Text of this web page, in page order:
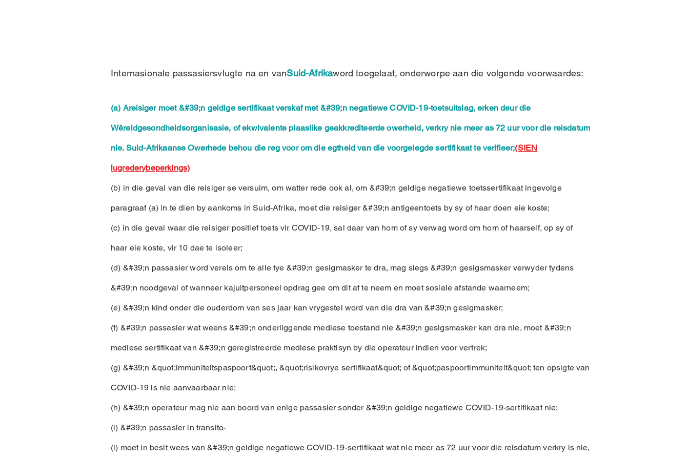
Internasionale passasiersvlugte na en vanSuid-Afrikaword toegelaat, onderworpe aan die volgende voorwaardes:
(a) Areisigermoet &#39;n geldige sertifikaat verskaf met &#39;n negatiewe COVID-19-toetsuitslag, erken deur die
Wêreldgesondheidsorganisasie, of ekwivalente plaaslike geakkrediteerde owerheid, verkry nie meer as 72 uur voor die reisdatum
nie. Suid-Afrikaanse Owerhede behou die reg voor om die egtheid van die voorgelegde sertifikaat te verifieer;(SIEN
lugrederybeperkings)
(b) in die geval van die reisiger se versuim, om watter rede ook al, om &#39;n geldige negatiewe toetssertifikaat ingevolge
paragraaf (a) in te dien by aankoms in Suid-Afrika, moet die reisiger &#39;n antigeentoets by sy of haar doen eie koste;
(c) in die geval waar die reisiger positief toets vir COVID-19, sal daar van hom of sy verwag word om hom of haarself, op sy of
haar eie koste, vir 10 dae te isoleer;
(d) &#39;n passasier word vereis om te alle tye &#39;n gesigmasker te dra, mag slegs &#39;n gesigsmasker verwyder tydens
&#39;n noodgeval of wanneer kajuitpersoneel opdrag gee om dit af te neem en moet sosiale afstande waarneem;
(e) &#39;n kind onder die ouderdom van ses jaar kan vrygestel word van die dra van &#39;n gesigmasker;
(f) &#39;n passasier wat weens &#39;n onderliggende mediese toestand nie &#39;n gesigsmasker kan dra nie, moet &#39;n
mediese sertifikaat van &#39;n geregistreerde mediese praktisyn by die operateur indien voor vertrek;
(g) &#39;n &quot;immuniteitspaspoort&quot;, &quot;risikovrye sertifikaat&quot; of &quot;paspoortimmuniteit&quot; ten opsigte van
COVID-19 is nie aanvaarbaar nie;
(h) &#39;n operateur mag nie aan boord van enige passasier sonder &#39;n geldige negatiewe COVID-19-sertifikaat nie;
(i) &#39;n passasier in transito-
(i) moet in besit wees van &#39;n geldige negatiewe COVID-19-sertifikaat wat nie meer as 72 uur voor die reisdatum verkry is nie,